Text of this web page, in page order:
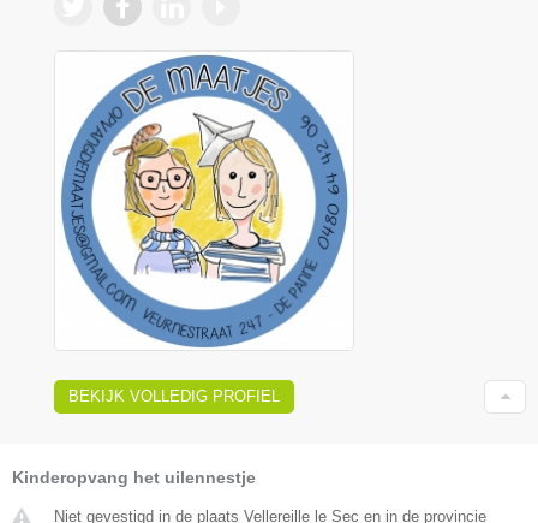
BEKIJK VOLLEDIG PROFIEL
Kinderopvang het uilennestje
Niet gevestigd in de plaats Vellereille le Sec en in de provincie